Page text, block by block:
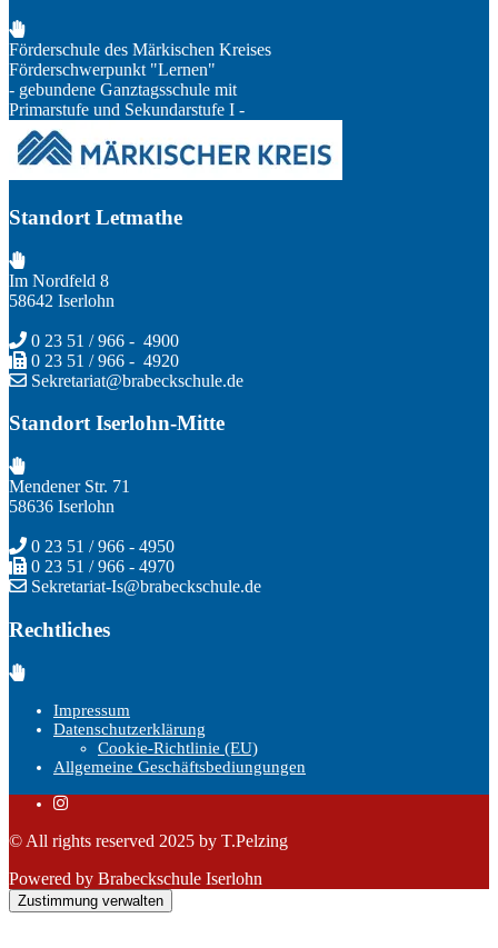
Förderschule des Märkischen Kreises
Förderschwerpunkt "Lernen"
- gebundene Ganztagsschule mit
Primarstufe und Sekundarstufe I -
Standort Letmathe
Im Nordfeld 8
58642 Iserlohn
0 23 51 / 966 - 4900
0 23 51 / 966 - 4920
Sekretariat@brabeckschule.de
Standort Iserlohn-Mitte
Mendener Str. 71
58636 Iserlohn
0 23 51 / 966 - 4950
0 23 51 / 966 - 4970
Sekretariat-Is@brabeckschule.de
Rechtliches
Impressum
Datenschutzerklärung
Cookie-Richtlinie (EU)
Allgemeine Geschäftsbediungungen
© All rights reserved 2025 by T.Pelzing
Powered by Brabeckschule Iserlohn
Zustimmung verwalten